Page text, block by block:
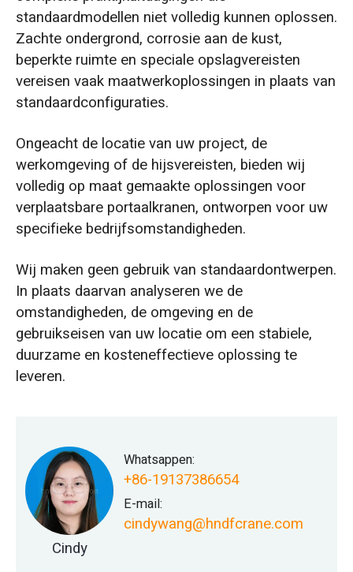
standaardmodellen niet volledig kunnen oplossen.
Zachte ondergrond, corrosie aan de kust,
beperkte ruimte en speciale opslagvereisten
vereisen vaak maatwerkoplossingen in plaats van
standaardconfiguraties.
Ongeacht de locatie van uw project, de
werkomgeving of de hijsvereisten, bieden wij
volledig op maat gemaakte oplossingen voor
verplaatsbare portaalkranen, ontworpen voor uw
specifieke bedrijfsomstandigheden.
Wij maken geen gebruik van standaardontwerpen.
In plaats daarvan analyseren we de
omstandigheden, de omgeving en de
gebruikseisen van uw locatie om een stabiele,
duurzame en kosteneffectieve oplossing te
leveren.
Cindy
Whatsappen:
+86-19137386654
E-mail:
cindywang@hndfcrane.com